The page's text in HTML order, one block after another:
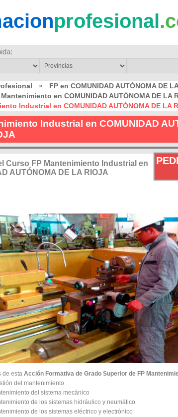
profesional
» FP en COMUNIDAD AUTÓNOMA DE
en COMUNIDAD AUTÓNOMA DE LA
Industrial en COMUNIDAD AUTÓNOMA DE LA
Industrial en COMUNIDAD
Curso FP Mantenimiento Industrial en
AUTÓNOMA DE LA RIOJA
de esta Acción Formativa de Grado Superior de FP
del mantenimiento
del sistema mecánico
de los sistemas hidráulico y neumático
de los sistemas eléctrico y electrónico